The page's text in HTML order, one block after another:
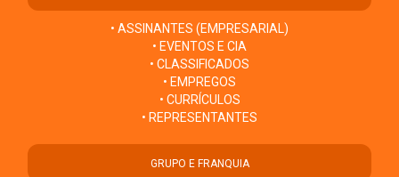
• ASSINANTES (EMPRESARIAL)
• EVENTOS E CIA
• CLASSIFICADOS
• EMPREGOS
• CURRÍCULOS
• REPRESENTANTES
GRUPO E FRANQUIA